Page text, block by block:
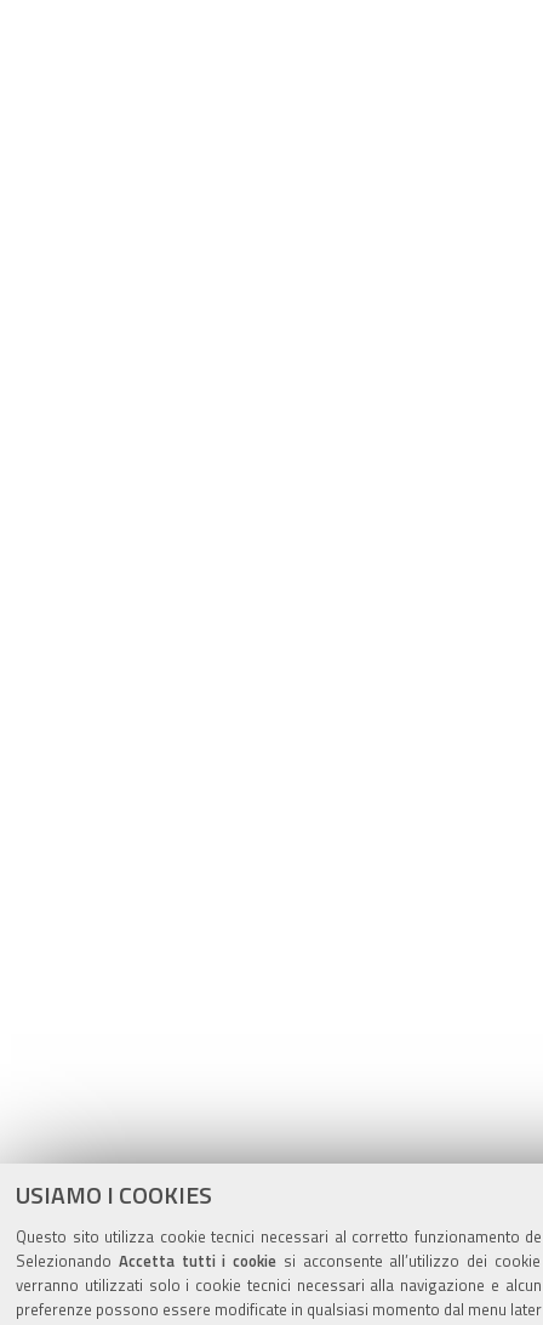
USIAMO I COOKIES
Questo sito utilizza cookie tecnici necessari al corretto funzionamento
Selezionando Accetta tutti i cookie si acconsente all’utilizzo dei
verranno utilizzati solo i cookie tecnici necessari alla navigazione e
preferenze possono essere modificate in qualsiasi momento dal menu